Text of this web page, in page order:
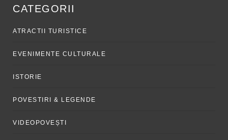
CATEGORII
ATRACTII TURISTICE
EVENIMENTE CULTURALE
ISTORIE
POVESTIRI & LEGENDE
VIDEOPOVEȘTI